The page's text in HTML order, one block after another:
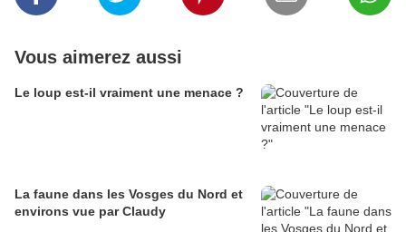
Vous aimerez aussi
Le loup est-il vraiment une menace ?
La faune dans les Vosges du Nord et
environs vue par Claudy